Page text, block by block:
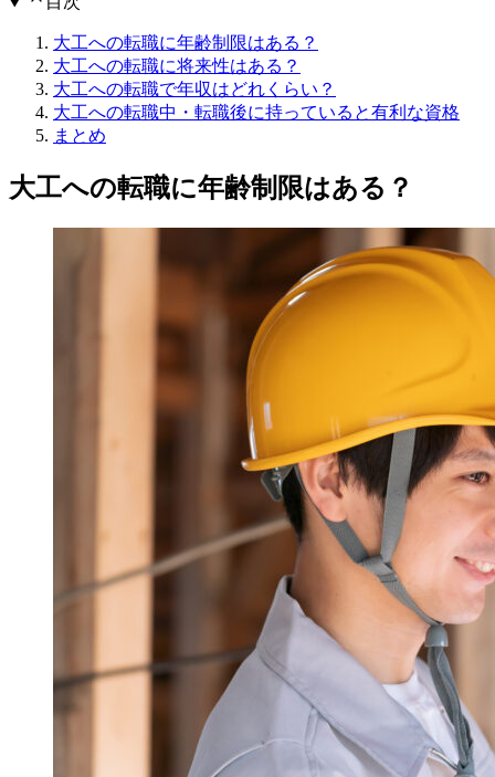
大工への転職に年齢制限はある？
大工への転職に将来性はある？
大工への転職で年収はどれくらい？
大工への転職中・転職後に持っていると有利な資格
まとめ
大工への転職に年齢制限はある？